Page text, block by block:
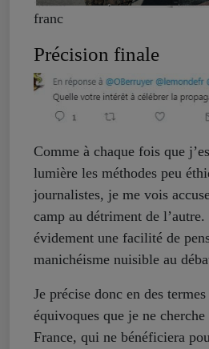
franc
Précision finale
Comme à chaque fois que
lumière les méthodes peu
journalistes, je me vois
camp au détriment de l’autre.
évidement une facilité de
manichéisme nuisible au
Je précise donc en des
équivoques que je ne
France, qui ne bénéficiera